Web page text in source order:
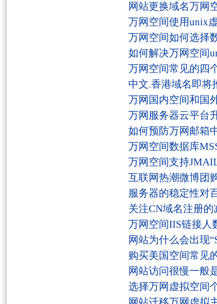
网站更换域名万网
万网空间使用unix
万网空间如何选择
如何解决万网空间
万网空间常见的四
中文.香港域名即将
万网国内空间和国
万网服务器云平台
如何预防万网邮箱
万网空间数据库
万网空间支持
互联网热潮微博团
服务器的稳定性对
关注CN域名注册
万网空间IIS链接人
网站为什么会出现
购买美国空间常见
网站访问很慢一般
选择万网虚拟空间